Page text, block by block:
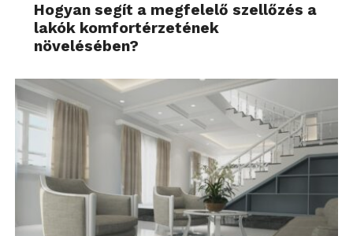
Hogyan segít a megfelelő szellőzés a
lakók komfortérzetének
növelésében?